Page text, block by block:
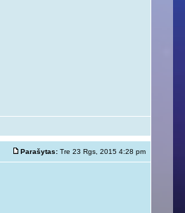
Parašytas: Tre 23 Rgs, 2015 4:28 pm